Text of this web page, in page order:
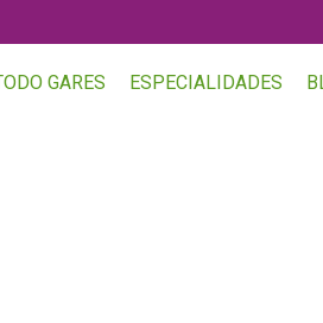
GARES ESPECIALIDADES